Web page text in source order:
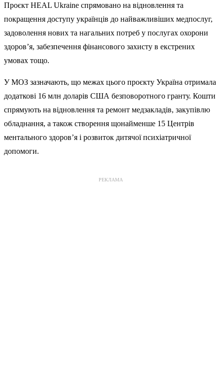
Проєкт HEAL Ukraine спрямовано на відновлення та
покращення доступу українців до найважливіших медпослуг,
задоволення нових та нагальних потреб у послугах охорони
здоров’я, забезпечення фінансового захисту в екстрених
умовах тощо.
У МОЗ зазначають, що межах цього проєкту Україна отримала
додаткові 16 млн доларів США безповоротного гранту. Кошти
спрямують на відновлення та ремонт медзакладів, закупівлю
обладнання, а також створення щонайменше 15 Центрів
ментального здоровʼя і розвиток дитячої психіатричної
допомоги.
РЕКЛАМА